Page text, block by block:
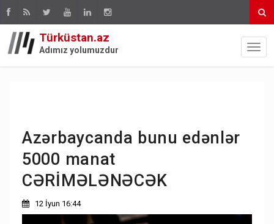
Türküstan.az
Adımız yolumuzdur
Azərbaycanda bunu edənlər
5000 manat
CƏRİMƏLƏNƏCƏK
12 İyun 16:44